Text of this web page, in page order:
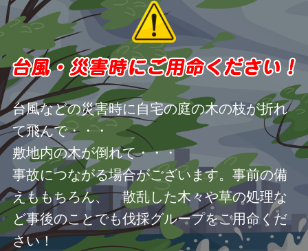
台風などの災害時に自宅の庭の木の枝が折れ
て飛んで・・・
敷地内の木が倒れて・・・
事故につながる場合がございます。事前の備
えももちろん、 散乱した木々や草の処理な
ど事後のことでも伐採グループをご用命くだ
さい！